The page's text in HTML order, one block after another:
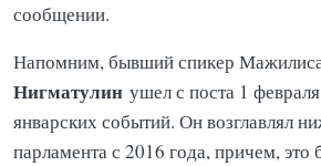
сообщении.
Напомним, бывший спикер
Нигматулин ушел с поста 1
январских событий. Он возглавлял
парламента с 2016 года, причем, это